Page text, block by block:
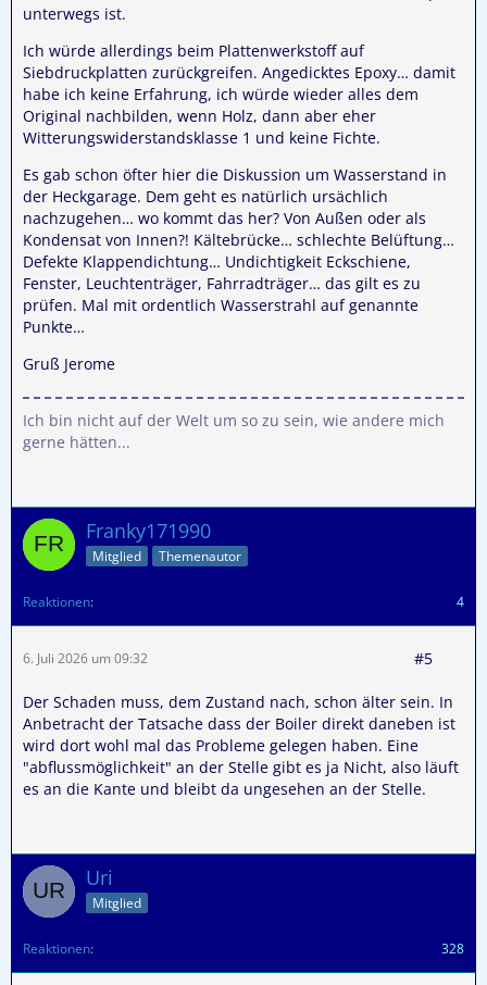
unterwegs ist.
Ich würde allerdings beim Plattenwerkstoff auf
Siebdruckplatten zurückgreifen. Angedicktes Epoxy… damit
habe ich keine Erfahrung, ich würde wieder alles dem
Original nachbilden, wenn Holz, dann aber eher
Witterungswiderstandsklasse 1 und keine Fichte.
Es gab schon öfter hier die Diskussion um Wasserstand in
der Heckgarage. Dem geht es natürlich ursächlich
nachzugehen… wo kommt das her? Von Außen oder als
Kondensat von Innen?! Kältebrücke… schlechte Belüftung…
Defekte Klappendichtung… Undichtigkeit Eckschiene,
Fenster, Leuchtenträger, Fahrradträger… das gilt es zu
prüfen. Mal mit ordentlich Wasserstrahl auf genannte
Punkte…
Gruß Jerome
Ich bin nicht auf der Welt um so zu sein, wie andere mich
gerne hätten...
Franky171990
Mitglied Themenautor
Reaktionen 4
6. Juli 2026 um 09:32 #5
Der Schaden muss, dem Zustand nach, schon älter sein. In
Anbetracht der Tatsache dass der Boiler direkt daneben ist
wird dort wohl mal das Probleme gelegen haben. Eine
"abflussmöglichkeit" an der Stelle gibt es ja Nicht, also läuft
es an die Kante und bleibt da ungesehen an der Stelle.
Uri
Mitglied
Reaktionen 328